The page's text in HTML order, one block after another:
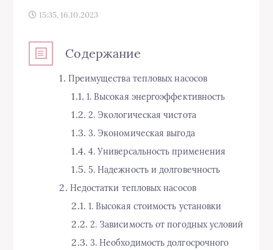
15:35, 16.10.2023
Содержание
Преимущества тепловых насосов
1. Высокая энергоэффективность
2. Экологическая чистота
3. Экономическая выгода
4. Универсальность применения
5. Надежность и долговечность
Недостатки тепловых насосов
1. Высокая стоимость установки
2. Зависимость от погодных условий
3. Необходимость долгосрочного